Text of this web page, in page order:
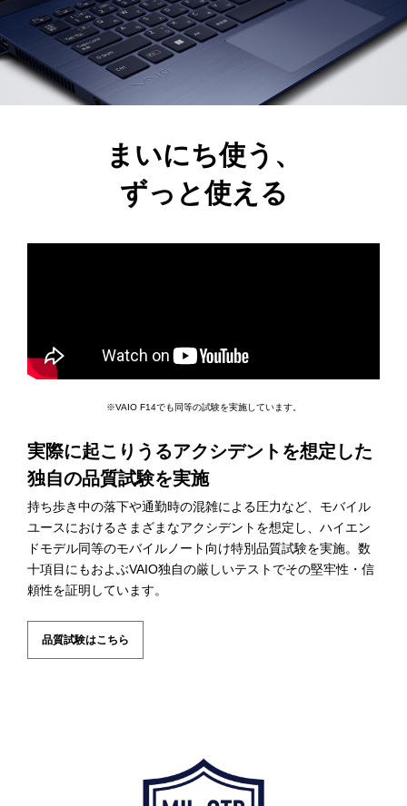
まいにち使う、
ずっと使える
※VAIO F14でも同等の試験を実施しています。
実際に起こりうるアクシデントを想定した
独自の品質試験を実施
持ち歩き中の落下や通勤時の混雑による圧力など、モバイル
ユースにおけるさまざまなアクシデントを想定し、ハイエン
ドモデル同等のモバイルノート向け特別品質試験を実施。数
十項目にもおよぶVAIO独自の厳しいテストでその堅牢性・信
頼性を証明しています。
品質試験はこちら